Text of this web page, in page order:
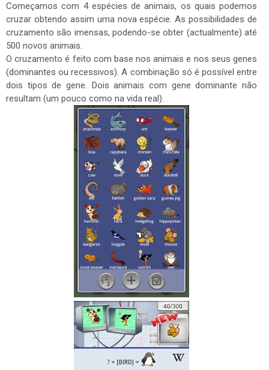
Começamos com 4 espécies de animais, os quais podemos
cruzar obtendo assim uma nova espécie. As possibilidades de
cruzamento são imensas, podendo-se obter (actualmente) até
500 novos animais.
O cruzamento é feito com base nos animais e nos seus genes
(dominantes ou recessivos). A combinação só é possível entre
dois tipos de gene. Dois animais com gene dominante não
resultam (um pouco como na vida real).